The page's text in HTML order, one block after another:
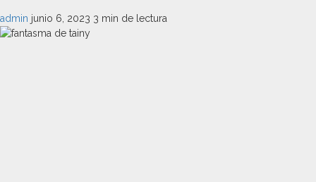
admin junio 6, 2023 3 min de lectura